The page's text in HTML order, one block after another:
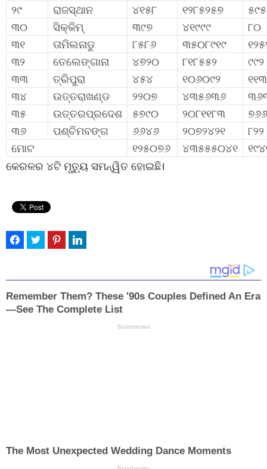
୨୯
ରାଜସ୍ଥାନ ୪୧୫୮ ୧୨୮୫୨୫୭
୫୯୫
୩୦
ସିକ୍କିମ୍ ୩୯୭ ୪୧୯୯୯
୮୦
୩୧
ତାମିଲନାଡୁ ୮୫୮୬ ୩୫୦୮୯୧୯
୩୨
ତେଲେଙ୍ଗାନା ୪୭୨୦ ୮୧୮୫୫୨
୯୯୨
୩୩
ତ୍ରିପୁରା ୪୫୪ ୧୦୬୦୯୨
୧୧୩
୩୪
ଉତ୍ତରାଖଣ୍ଡ ୨୨୦୭ ୪୩୫୬୩୬
୩୫
ଉତ୍ତରପ୍ରଦେଶ ୫୭୯୦ ୨୦୮୧୧୮୩
୭୬୬
୩୬
ପଶ୍ଚିମବଙ୍ଗ ୬୬୪୬ ୨୦୭୨୪୨୧
୮୨୨
ମୋଟ
୧୨୫୦୭୬ ୪୩୫୫୫୦୪୧
କେରଳର ୪ଟି ମୃତ୍ୟୁ ସମନ୍ୱିତ ହୋଇଛି।